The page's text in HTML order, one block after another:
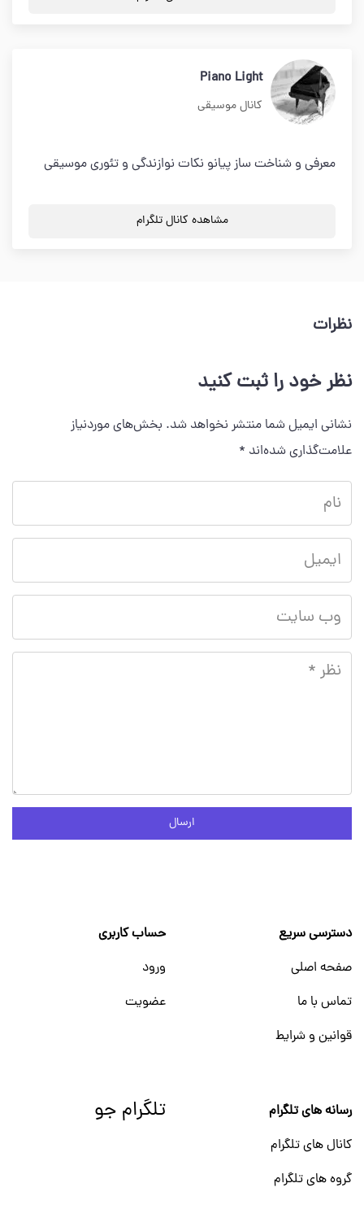
Piano Light
کانال موسیقی
معرفی و شناخت ساز پیانو نکات نوازندگی و تئوری موسیقی
مشاهده کانال تلگرام
نظرات
نظر خود را ثبت کنید
نشانی ایمیل شما منتشر نخواهد شد. بخش‌های موردنیاز
علامت‌گذاری شده‌اند *
ارسال
دسترسی سریع
صفحه اصلی
تماس با ما
قوانین و شرایط
حساب کاربری
ورود
عضویت
رسانه های تلگرام
کانال های تلگرام
گروه های تلگرام
تلگرام جو